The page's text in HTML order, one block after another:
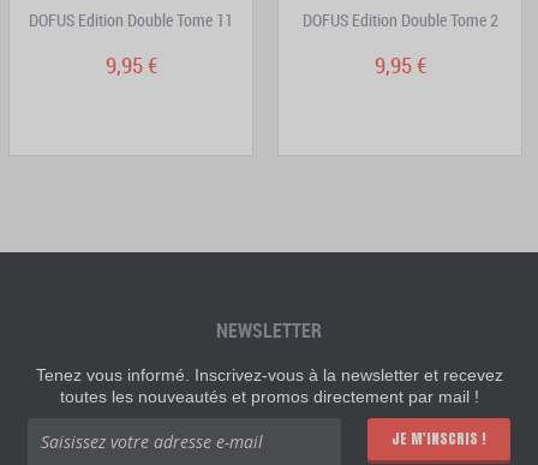
DOFUS Edition Double Tome 11
9,95 €
DOFUS Edition Double Tome 2
9,95 €
NEWSLETTER
Tenez vous informé. Inscrivez-vous à la newsletter et recevez
toutes les nouveautés et promos directement par mail !
JE M'INSCRIS !